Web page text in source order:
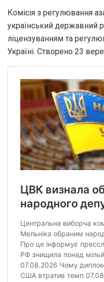
Комісія з регулювання
український державний
ліцензуванням та
Україні. Створено 23